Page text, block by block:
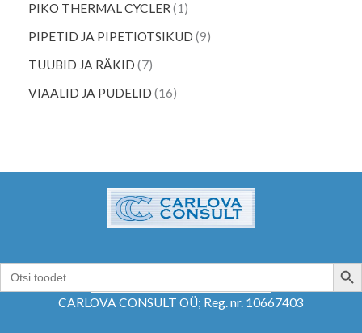
PIKO THERMAL CYCLER 1
PIPETID JA PIPETIOTSIKUD 9
TUUBID JA RÄKID 7
VIAALID JA PUDELID 16
Search
for:
SEARCH
CARLOVA CONSULT OÜ; Reg. nr. 10667403